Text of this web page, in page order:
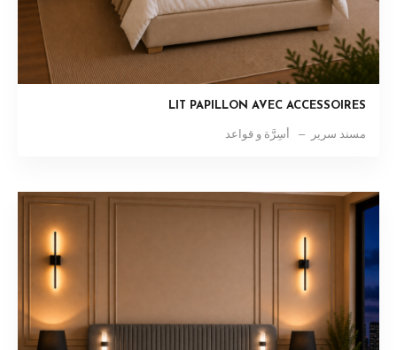
LIT PAPILLON AVEC ACCESSOIRES
أسِرَّة و قواعد مسند سرير